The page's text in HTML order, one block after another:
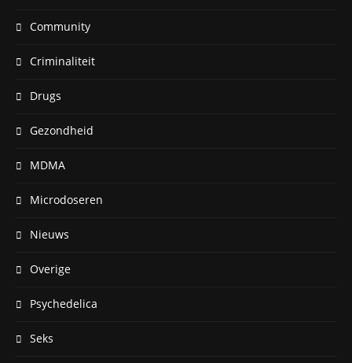
Community
Criminaliteit
Drugs
Gezondheid
MDMA
Microdoseren
Nieuws
Overige
Psychedelica
Seks